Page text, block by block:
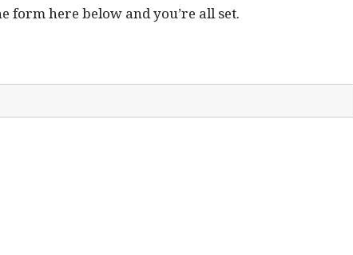
form here below and you’re all set.